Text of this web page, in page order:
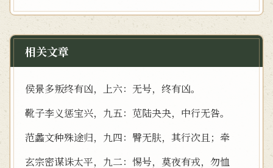
相关文章
侯景多叛终有凶，上六：无号，终有凶。
靴子李义惩宝兴，九五：苋陆夬夬，中行无咎。
范蠡文种殊途归，九四：臀无肤，其行次且；牵
玄宗密谋诛太平，九二：惕号，莫夜有戎，勿恤